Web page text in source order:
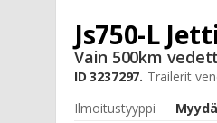
Js750-L
Vain 500km
ID3237297. Trailerit
Ilmoitustyyppi